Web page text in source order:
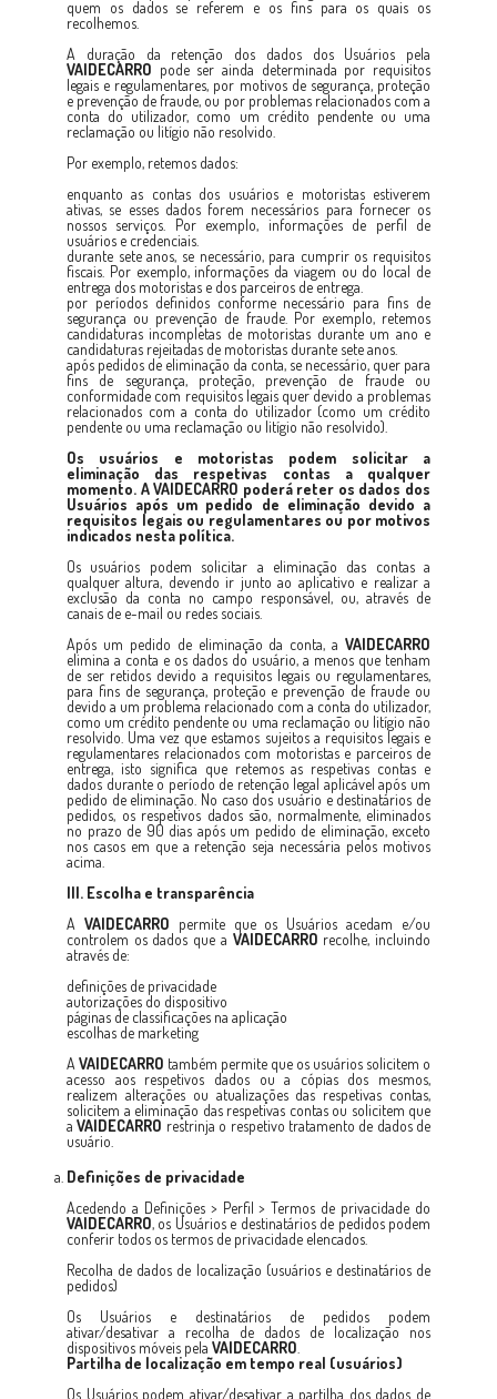
quem os dados se referem e os fins para os quais os
recolhemos.
A duração da retenção dos dados dos Usuários pela
VAIDECARRO pode ser ainda determinada por requisitos
legais e regulamentares, por motivos de segurança, proteção
e prevenção de fraude, ou por problemas relacionados com a
conta do utilizador, como um crédito pendente ou uma
reclamação ou litígio não resolvido.
Por exemplo, retemos dados:
enquanto as contas dos usuários e motoristas estiverem
ativas, se esses dados forem necessários para fornecer os
nossos serviços. Por exemplo, informações de perfil de
usuários e credenciais.
durante sete anos, se necessário, para cumprir os requisitos
fiscais. Por exemplo, informações da viagem ou do local de
entrega dos motoristas e dos parceiros de entrega.
por períodos definidos conforme necessário para fins de
segurança ou prevenção de fraude. Por exemplo, retemos
candidaturas incompletas de motoristas durante um ano e
candidaturas rejeitadas de motoristas durante sete anos.
após pedidos de eliminação da conta, se necessário, quer para
fins de segurança, proteção, prevenção de fraude ou
conformidade com requisitos legais quer devido a problemas
relacionados com a conta do utilizador (como um crédito
pendente ou uma reclamação ou litígio não resolvido).
Os usuários e motoristas podem solicitar a
eliminação das respetivas contas a qualquer
momento. AVAIDECARRO poderá reter os dados dos
Usuários após um pedido de eliminação devido a
requisitos legais ou regulamentares ou por motivos
indicados nesta política.
Os usuários podem solicitar a eliminação das contas a
qualquer altura, devendo ir junto ao aplicativo e realizar a
exclusão da conta no campo responsável, ou, através de
canais de e-mail ou redes sociais.
Após um pedido de eliminação da conta, a VAIDECARRO
elimina a conta e os dados do usuário, a menos que tenham
de ser retidos devido a requisitos legais ou regulamentares,
para fins de segurança, proteção e prevenção de fraude ou
devido a um problema relacionado com a conta do utilizador,
como um crédito pendente ou uma reclamação ou litígio não
resolvido. Uma vez que estamos sujeitos a requisitos legais e
regulamentares relacionados com motoristas e parceiros de
entrega, isto significa que retemos as respetivas contas e
dados durante o período de retenção legal aplicável após um
pedido de eliminação. No caso dos usuário e destinatários de
pedidos, os respetivos dados são, normalmente, eliminados
no prazo de 90 dias após um pedido de eliminação, exceto
nos casos em que a retenção seja necessária pelos motivos
acima.
III. Escolha e transparência
A VAIDECARRO permite que os Usuários acedam e/ou
controlem os dados que a VAIDECARRO recolhe, incluindo
através de:
definições de privacidade
autorizações do dispositivo
páginas de classificações na aplicação
escolhas de marketing
A VAIDECARRO também permite que os usuários solicitem o
acesso aos respetivos dados ou a cópias dos mesmos,
realizem alterações ou atualizações das respetivas contas,
solicitem a eliminação das respetivas contas ou solicitem que
aVAIDECARRO restrinja o respetivo tratamento de dados de
usuário.
Definições de privacidade
Acedendo a Definições > Perfil > Termos de privacidade do
VAIDECARRO, os Usuários e destinatários de pedidos podem
conferir todos os termos de privacidade elencados.
Recolha de dados de localização (usuários e destinatários de
pedidos)
Os Usuários e destinatários de pedidos podem
ativar/desativar a recolha de dados de localização nos
dispositivos móveis pela VAIDECARRO
Partilha de localização em tempo real (usuários)
Os Usuários podem ativar/desativar a partilha dos dados de